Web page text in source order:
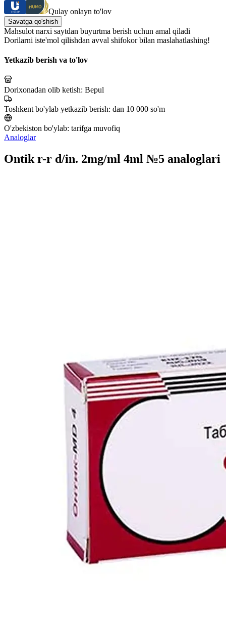
Qulay onlayn to'lov
Savatga qo'shish
Mahsulot narxi saytdan buyurtma berish uchun amal qiladi
Dorilarni iste'mol qilishdan avval shifokor bilan maslahatlashing!
Yetkazib berish va to'lov
Dorixonadan olib ketish: Bepul
Toshkent bo'ylab yetkazib berish: dan 10 000 so'm
O'zbekiston bo'ylab: tarifga muvofiq
Analoglar
Ontik r-r d/in. 2mg/ml 4ml №5 analoglari